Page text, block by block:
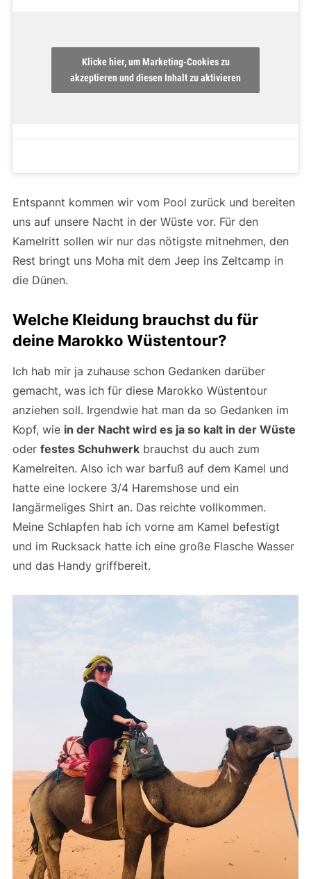
Klicke hier, um Marketing-Cookies zu
akzeptieren und diesen Inhalt zu aktivieren
Entspannt kommen wir vom Pool zurück und bereiten
uns auf unsere Nacht in der Wüste vor. Für den
Kamelritt sollen wir nur das nötigste mitnehmen, den
Rest bringt uns Moha mit dem Jeep ins Zeltcamp in
die Dünen.
Welche Kleidung brauchst du für
deine Marokko Wüstentour?
Ich hab mir ja zuhause schon Gedanken darüber
gemacht, was ich für diese Marokko Wüstentour
anziehen soll. Irgendwie hat man da so Gedanken im
Kopf, wie in der Nacht wird es ja so kalt in der Wüste
oder festes Schuhwerkbrauchst du auch zum
Kamelreiten. Also ich war barfuß auf dem Kamel und
hatte eine lockere 3/4 Haremshose und ein
langärmeliges Shirt an. Das reichte vollkommen.
Meine Schlapfen hab ich vorne am Kamel befestigt
und im Rucksack hatte ich eine große Flasche Wasser
und das Handy griffbereit.